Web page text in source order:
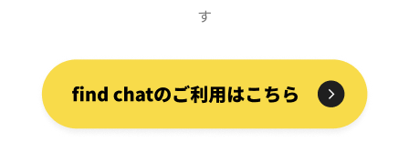
す